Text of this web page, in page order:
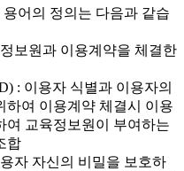
어의 정의는 다음과 같습
보원과 이용계약을 체결한
: 이용자 식별과 이용자의
하여 이용계약 체결시 이용
여 교육정보원이 부여하는
합
자 자신의 비밀을 보호하